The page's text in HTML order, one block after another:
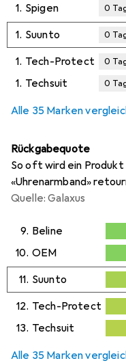
1. Spigen 0
1. Suunto 0
1. Tech-Protect 0
1. Techsuit 0
Alle 35 Marken
Rückgabequote
So oft wird ein
«Uhrenarmband»
Quelle: Galaxus
9. Beline
10. OEM
11. Suunto
12. Tech-Protect
13. Techsuit
Alle 35 Marken